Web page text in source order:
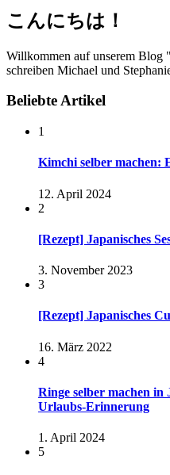
こんにちは！
Willkommen auf unserem Blog
schreiben Michael und
Beliebte Artikel
1
Kimchi selber machen:
12. April 2024
2
[Rezept] Japanisches
3. November 2023
3
[Rezept] Japanisches
16. März 2022
4
Ringe selber machen in
Urlaubs-Erinnerung
1. April 2024
5